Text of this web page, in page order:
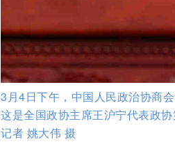
3月4日下午，中国人民政治协商
这是全国政协主席王沪宁代表政
记者 姚大伟 摄